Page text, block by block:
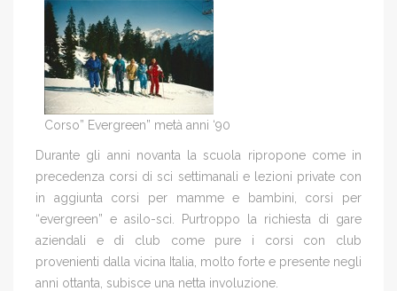
Corso” Evergreen” metà anni ‘90
Durante gli anni novanta la scuola ripropone come in
precedenza corsi di sci settimanali e lezioni private con
in aggiunta corsi per mamme e bambini, corsi per
“evergreen” e asilo-sci. Purtroppo la richiesta di gare
aziendali e di club come pure i corsi con club
provenienti dalla vicina Italia, molto forte e presente negli
anni ottanta, subisce una netta involuzione.